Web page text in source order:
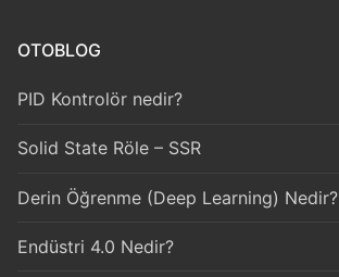
OTOBLOG
PID Kontrolör nedir?
Solid State Röle – SSR
Derin Öğrenme (Deep Learning) Nedir?
Endüstri 4.0 Nedir?